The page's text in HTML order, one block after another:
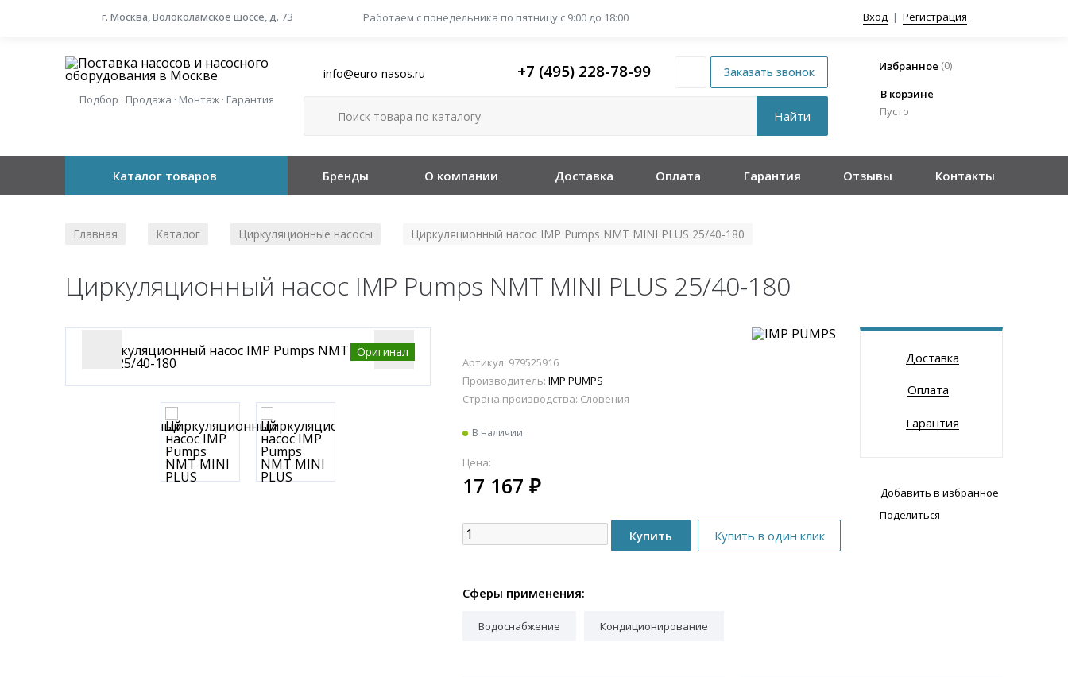
г. Москва, Волоколамское шоссе, д. 73 Работаем с понедельника по пятницу с 9:00 до 18:00 Вход | Регистрация
Подбор · Продажа · Монтаж · Гарантия
info@euro-nasos.ru +7 (495) 228-78-99 Избранное (0)
В корзине
Пусто
Каталог товаров Бренды О компании Доставка Оплата Гарантия Отзывы Контакты
Главная Каталог Циркуляционные насосы Циркуляционный насос IMP Pumps NMT MINI PLUS 25/40-180
Циркуляционный насос IMP Pumps NMT MINI PLUS 25/40-180
Оригинал
Артикул: 979525916
Производитель: IMP PUMPS
Страна производства: Словения
В наличии
Цена:
17 167 ₽
Доставка
Оплата
Гарантия
Добавить в избранное
Поделиться
Сферы применения:
Водоснабжение Кондиционирование